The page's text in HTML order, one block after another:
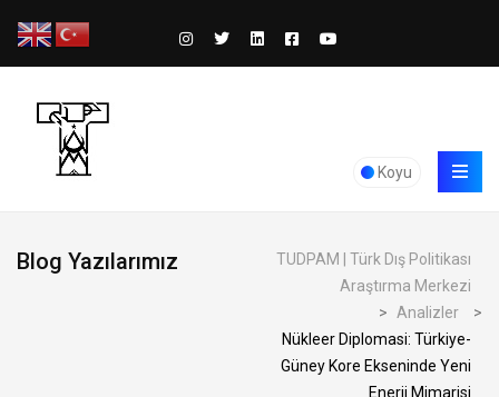
Koyu
Blog Yazılarımız
TUDPAM | Türk Dış Politikası
Araştırma Merkezi
>
Analizler
>
Nükleer Diplomasi: Türkiye-
Güney Kore Ekseninde Yeni
Enerji Mimarisi